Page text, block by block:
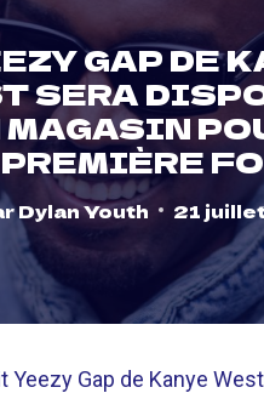
GAP DE
SERA
MAGASIN
PREMIÈRE
Dylan Youth 21
Yeezy Gap de Kanye